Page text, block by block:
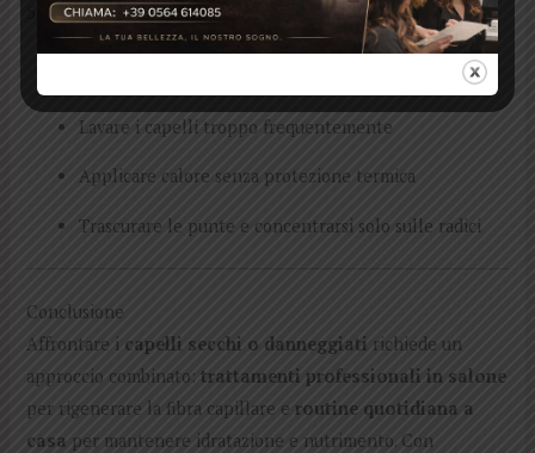
5. Errori da evitare
Usare prodotti aggressivi o non adatti al tipo di
Lavare i capelli troppo frequentemente
Applicare calore senza protezione termica
Trascurare le punte e concentrarsi solo sulle radici
Conclusione
Affrontare i capelli secchi o danneggiati richiede un
approccio combinato:trattamenti professionali in salone
per rigenerare la fibra capillare eroutine quotidiana a
casa per mantenere idratazione e nutrimento. Con